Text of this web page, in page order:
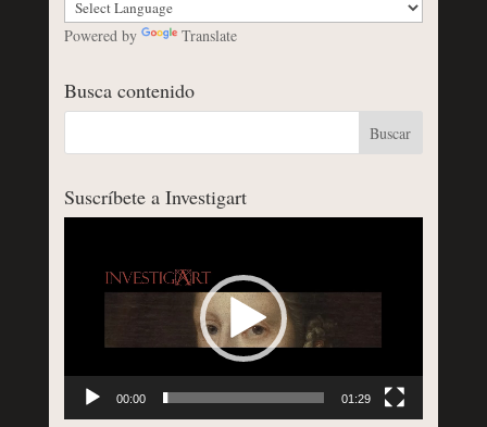
Powered by Translate
Busca contenido
Suscríbete a Investigart
00:00 01:29